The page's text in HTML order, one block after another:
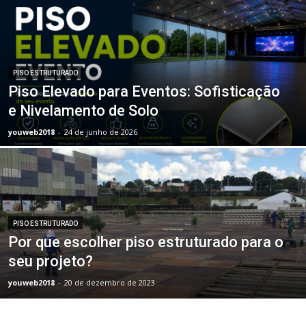
PISO ESTRUTURADO
Piso Elevado para Eventos: Sofisticação
e Nivelamento de Solo
youweb2018 - 24 de junho de 2026
PISO ESTRUTURADO
Por que escolher piso estruturado para o
seu projeto?
youweb2018 - 20 de dezembro de 2023